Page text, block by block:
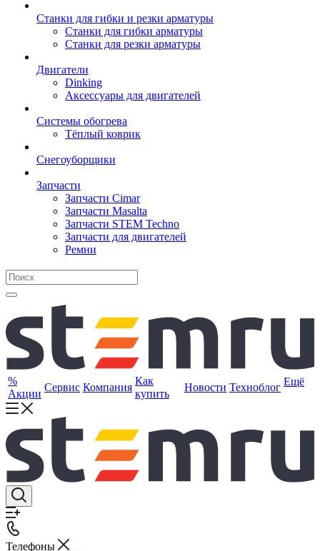
Станки для гибки и резки арматуры
Станки для гибки арматуры
Станки для резки арматуры
Двигатели
Dinking
Аксессуары для двигателей
Системы обогрева
Тёплый коврик
Снегоуборщики
Запчасти
Запчасти Cimar
Запчасти Masalta
Запчасти STEM Techno
Запчасти для двигателей
Ремни
%
Акции
Сервис Компания
Как
купить
Новости Техноблог Ещё
Телефоны